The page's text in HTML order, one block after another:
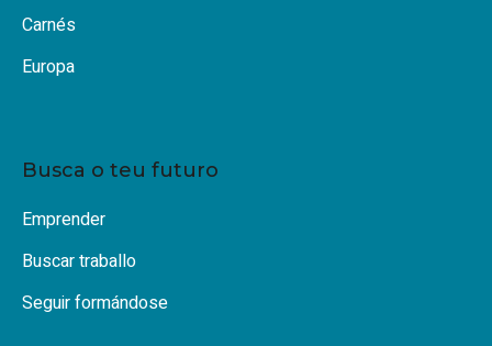
Carnés
Europa
Busca o teu futuro
Emprender
Buscar traballo
Seguir formándose